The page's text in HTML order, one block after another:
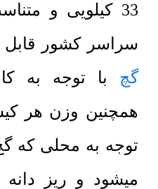
33 کیلویی و
سراسر کشور
گچ با توجه به
همچنین وزن هر
توجه به محلی که
میشود و ریز